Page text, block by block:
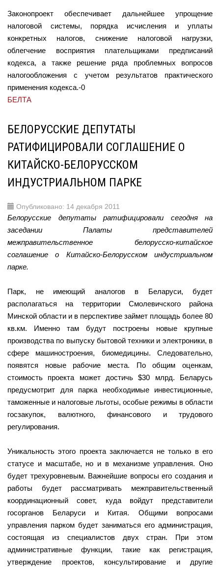
Законопроект обеспечивает дальнейшее упрощение
налоговой системы, порядка исчисления и уплаты
конкретных налогов, снижение налоговой нагрузки,
облегчение восприятия плательщиками предписаний
кодекса, а также решение ряда проблемных вопросов
налогообложения с учетом результатов практического
применения кодекса.-0
БЕЛТА
БЕЛОРУССКИЕ ДЕПУТАТЫ
РАТИФИЦИРОВАЛИ СОГЛАШЕНИЕ О
КИТАЙСКО-БЕЛОРУССКОМ
ИНДУСТРИАЛЬНОМ ПАРКЕ
Опубликовано: 14 декабря 2011
Белорусские депутаты ратифицировали сегодня на
заседании Палаты представителей
межправительственное белорусско-китайское
соглашение о Китайско-Белорусском индустриальном
парке.
Парк, не имеющий аналогов в Беларуси, будет
располагаться на территории Смолевичского района
Минской области и в перспективе займет площадь более 80
кв.км. Именно там будут построены новые крупные
производства по выпуску бытовой техники и электроники, в
сфере машиностроения, биомедицины. Следовательно,
появятся новые рабочие места. По общим оценкам,
стоимость проекта может достичь $30 млрд. Беларусь
предусмотрит для парка необходимые инвестиционные,
таможенные и налоговые льготы, особые режимы в области
госзакупок, валютного, финансового и трудового
регулирования.
Уникальность этого проекта заключается не только в его
статусе и масштабе, но и в механизме управления. Оно
будет трехуровневым. Важнейшие вопросы его создания и
работы будет рассматривать межправительственный
координационный совет, куда войдут представители
госорганов Беларуси и Китая. Общими вопросами
управления парком будет заниматься его администрация,
состоящая из специалистов двух стран. При этом
административные функции, такие как регистрация,
утверждение проектов, консультирование и другие